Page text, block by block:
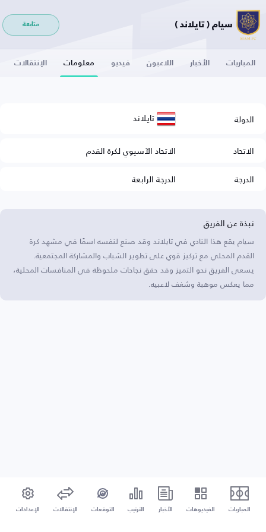
سيام ( تايلاند ) متابعة
المباريات الأخبار اللاعبون فيديو معلومات الإنتقالات
الدولة تايلاند
الاتحاد
الاتحاد الآسيوي لكرة القدم
الدرجة
الدرجة الرابعة
نبذة عن الفريق
سيام يقع هذا النادي في تايلاند وقد صنع لنفسه اسمًا في مشهد كرة
القدم المحلي مع تركيز قوي على تطوير الشباب والمشاركة المجتمعية.
يسعى الفريق نحو التميز وقد حقق نجاحات ملحوظة في المنافسات المحلية،
مما يعكس موهبة وشغف لاعبيه.
المباريات الفيديوهات الأخبار الترتيب التوقعات الإنتقالات الإعدادات